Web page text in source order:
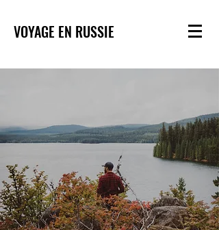
VOYAGE EN RUSSIE